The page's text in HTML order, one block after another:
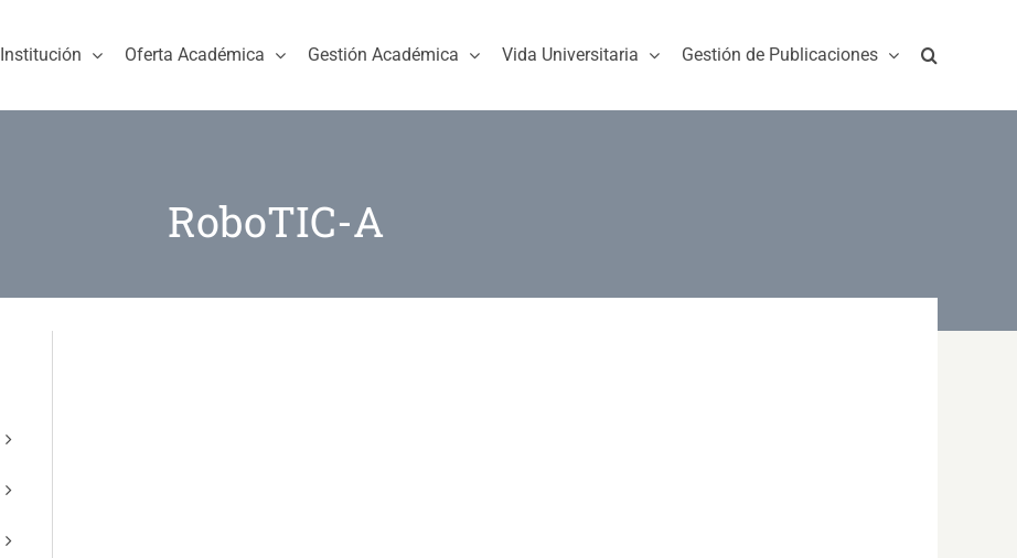
Institución Oferta Académica Gestión Académica Vida Universitaria Gestión de Publicaciones
RoboTIC-A